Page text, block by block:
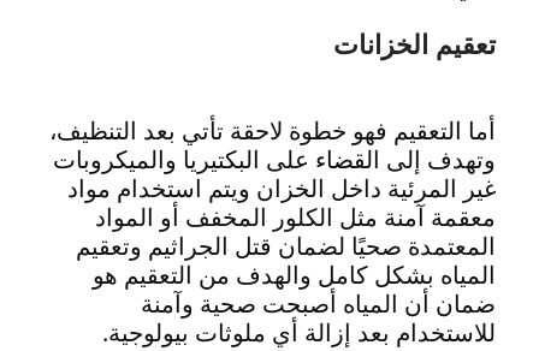
تعقيم الخزانات
أما التعقيم فهو خطوة لاحقة تأتي بعد التنظيف،
وتهدف إلى القضاء على البكتيريا والميكروبات
غير المرئية داخل الخزان ويتم استخدام مواد
معقمة آمنة مثل الكلور المخفف أو المواد
المعتمدة صحيًا لضمان قتل الجراثيم وتعقيم
المياه بشكل كامل والهدف من التعقيم هو
ضمان أن المياه أصبحت صحية وآمنة
للاستخدام بعد إزالة أي ملوثات بيولوجية.